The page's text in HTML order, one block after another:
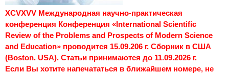
XCVXVV Международная научно-практическая
конференция Конференция «International Scientific
Review of the Problems and Prospects of Modern Science
and Education» проводится 15.09.206 г. Сборник в США
(Boston. USA). Статьи принимаются до 11.09.2026 г.
Если Вы хотите напечататься в ближайшем номере, не